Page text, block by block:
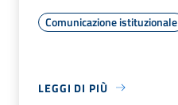
Comunicazione istituzionale
LEGGI DI PIÙ